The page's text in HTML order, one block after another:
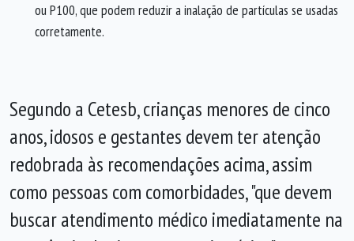
ou P100, que podem reduzir a inalação de partículas se usadas
corretamente.
Segundo a Cetesb, crianças menores de cinco
anos, idosos e gestantes devem ter atenção
redobrada às recomendações acima, assim
como pessoas com comorbidades, "que devem
buscar atendimento médico imediatamente na